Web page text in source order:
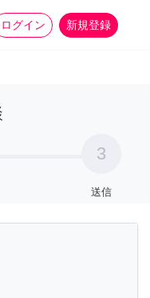
ログイン 新規登録
家事 more_horiz
3
送信